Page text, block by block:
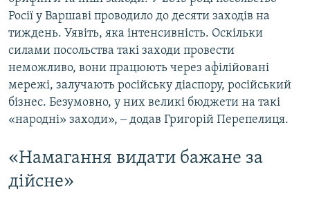
Росії у Варшаві проводило до десяти заходів на
тиждень. Уявіть, яка інтенсивність. Оскільки
силами посольства такі заходи провести
неможливо, вони працюють через афілійовані
мережі, залучають російську діаспору, російський
бізнес. Безумовно, у них великі бюджети на такі
«народні» заходи», ‒ додав Григорій Перепелиця.
«Намагання видати бажане за
дійсне»